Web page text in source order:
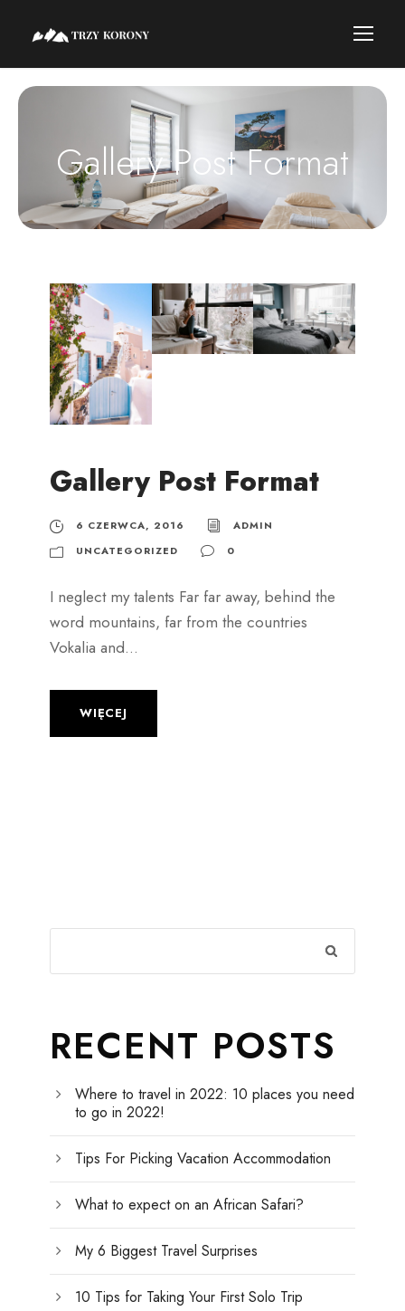
Gallery Post Format
Gallery Post Format
6 CZERWCA, 2016
ADMIN
UNCATEGORIZED
0
I neglect my talents Far far away, behind the
word mountains, far from the countries
Vokalia and...
WIĘCEJ
RECENT POSTS
Where to travel in 2022: 10 places you need
to go in 2022!
Tips For Picking Vacation Accommodation
What to expect on an African Safari?
My 6 Biggest Travel Surprises
10 Tips for Taking Your First Solo Trip